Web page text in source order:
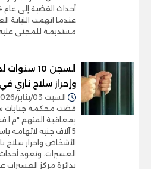
عندما اتهمت النيابة
مستديمة للمجنى
السجن 10
وإحراز سلاح ناري
السبت 03/يناير/2026 - 03:57 م
قضت محكمة جنايات
5 آلاف جنيه لاتهامه
الأشخاص واحراز سلاح
بدائرة مركز العسيرات